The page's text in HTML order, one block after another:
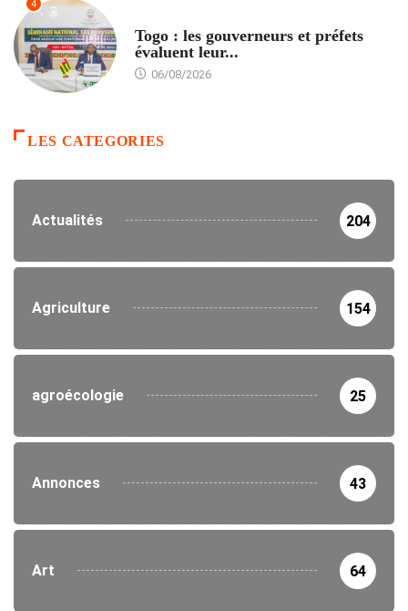
4
Togo : les gouverneurs et préfets
évaluent leur...
06/08/2026
LES CATEGORIES
Actualités 204
Agriculture 154
agroécologie 25
Annonces 43
Art 64